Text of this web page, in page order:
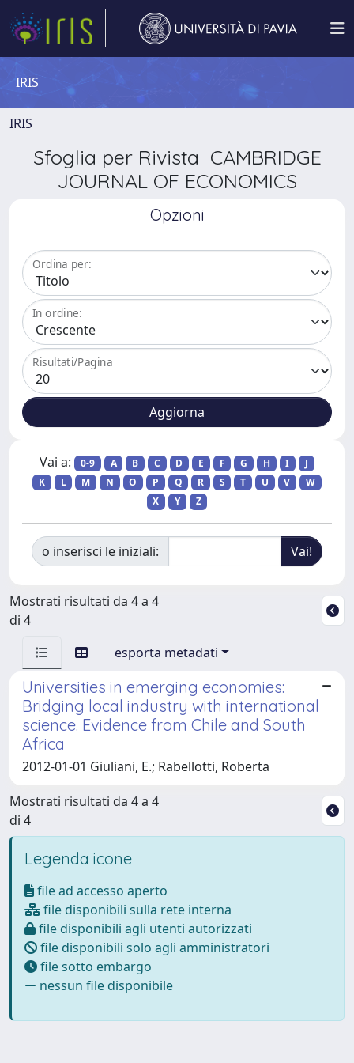
IRIS
IRIS
Sfoglia per Rivista CAMBRIDGE
JOURNAL OF ECONOMICS
Opzioni
Ordina per:
In ordine:
Risultati/Pagina
Vai a: 0-9 A B C D E F G H I
J
K
L M N O P Q R S T U V
W
X
Y Z
o inserisci le iniziali:
Mostrati risultati da 4 a 4
di 4
esporta metadati
Universities in emerging economies:
Bridging local industry with international
science. Evidence from Chile and South
Africa
2012-01-01 Giuliani, E.; Rabellotti, Roberta
Mostrati risultati da 4 a 4
di 4
Legenda icone
file ad accesso aperto
file disponibili sulla rete interna
file disponibili agli utenti autorizzati
file disponibili solo agli amministratori
file sotto embargo
nessun file disponibile